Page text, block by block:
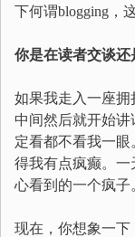
下何谓blogging，
你是在读者交谈还
如果我走入一座
中间然后就开始
定看都不看我一
得我有点疯癫。一
心看到的一个疯子
现在，你想象一下